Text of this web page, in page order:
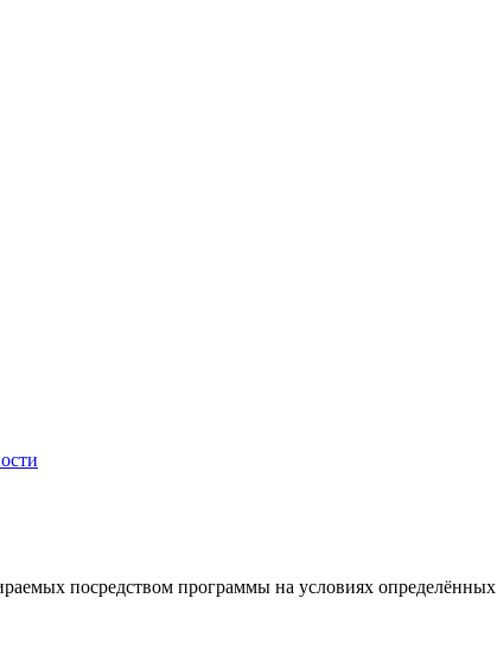
посредством программы на условиях определённых